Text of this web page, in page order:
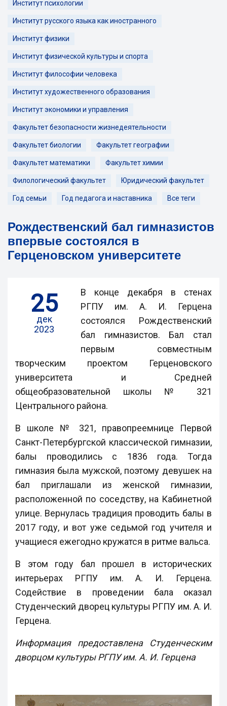
Институт психологии
Институт русского языка как иностранного
Институт физики
Институт физической культуры и спорта
Институт философии человека
Институт художественного образования
Институт экономики и управления
Факультет безопасности жизнедеятельности
Факультет биологии Факультет географии
Факультет математики Факультет химии
Филологический факультет Юридический факультет
Год семьи Год педагога и наставника Все теги
Рождественский бал гимназистов
впервые состоялся в
Герценовском университете
25
дек
2023
В конце декабря в стенах
РГПУ им. А. И. Герцена
состоялся Рождественский
бал гимназистов. Бал стал
первым совместным
творческим проектом Герценовского
университета и Средней
общеобразовательной школы № 321
Центрального района.
В школе № 321, правопреемнице Первой
Санкт-Петербургской классической гимназии,
балы проводились с 1836 года. Тогда
гимназия была мужской, поэтому девушек на
бал приглашали из женской гимназии,
расположенной по соседству, на Кабинетной
улице. Вернулась традиция проводить балы в
2017 году, и вот уже седьмой год учителя и
учащиеся ежегодно кружатся в ритме вальса.
В этом году бал прошел в исторических
интерьерах РГПУ им. А. И. Герцена.
Содействие в проведении бала оказал
Студенческий дворец культуры РГПУ им. А. И.
Герцена.
Информация предоставлена Студенческим
дворцом культуры РГПУ им. А. И. Герцена